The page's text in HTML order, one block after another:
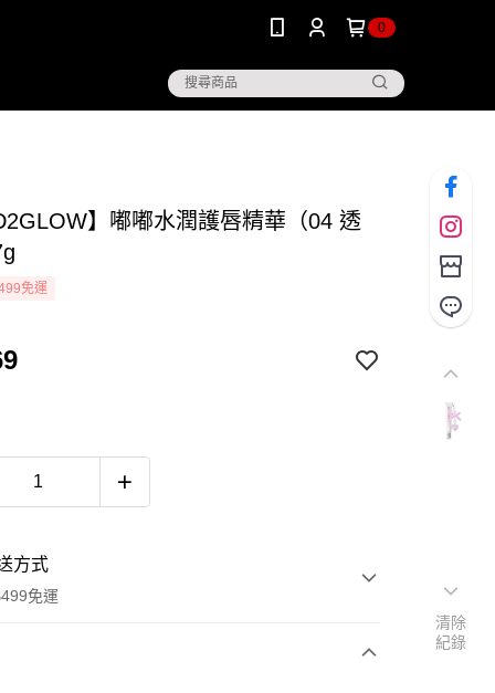
0
】嘟嘟水潤護唇精華（04 透
免運
方式
免運
清除
紀錄